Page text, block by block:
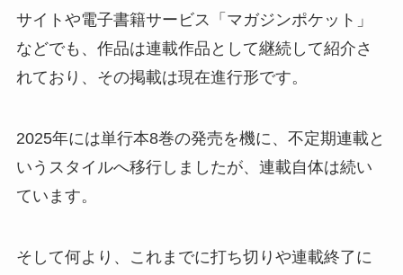
サイトや電子書籍サービス「マガジンポケット」
などでも、作品は連載作品として継続して紹介さ
れており、その掲載は現在進行形です。
2025年には単行本8巻の発売を機に、不定期連載と
いうスタイルへ移行しましたが、連載自体は続い
ています。
そして何より、これまでに打ち切りや連載終了に